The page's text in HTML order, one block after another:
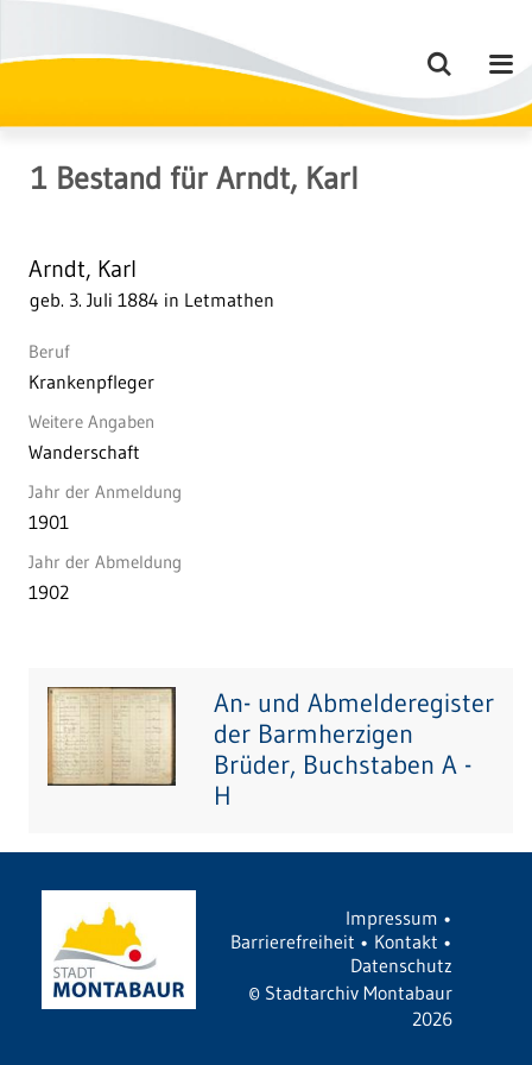
1 Bestand für Arndt, Karl
Arndt, Karl
geb. 3. Juli 1884 in Letmathen
Beruf
Krankenpfleger
Weitere Angaben
Wanderschaft
Jahr der Anmeldung
1901
Jahr der Abmeldung
1902
An- und Abmelderegister
der Barmherzigen
Brüder, Buchstaben A -
H
Impressum •
Barrierefreiheit • Kontakt •
Datenschutz
© Stadtarchiv Montabaur
2026